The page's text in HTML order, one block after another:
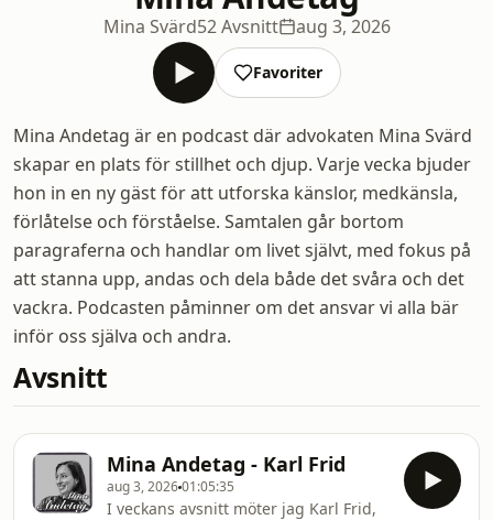
Mina Svärd52 Avsnitt aug 3, 2026
Favoriter
Mina Andetag är en podcast där advokaten Mina Svärd
skapar en plats för stillhet och djup. Varje vecka bjuder
hon in en ny gäst för att utforska känslor, medkänsla,
förlåtelse och förståelse. Samtalen går bortom
paragraferna och handlar om livet självt, med fokus på
att stanna upp, andas och dela både det svåra och det
vackra. Podcasten påminner om det ansvar vi alla bär
inför oss själva och andra.
Avsnitt
Mina Andetag - Karl Frid
aug 3, 202601:05:35
I veckans avsnitt möter jag Karl Frid,